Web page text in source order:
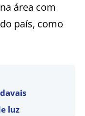
área com
país, como
luz